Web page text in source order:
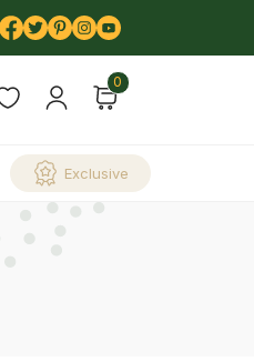
0
Exclusive